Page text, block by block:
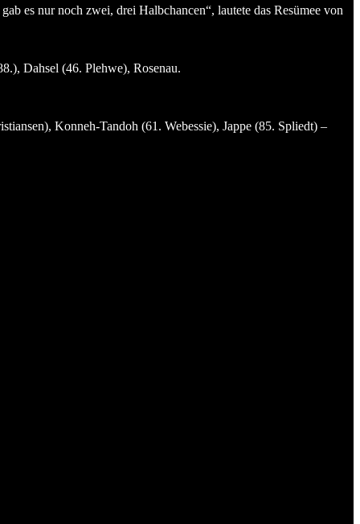
es nur noch zwei, drei Halbchancen“, lautete das Resümee von
Dahsel (46. Plehwe), Rosenau.
Konneh-Tandoh (61. Webessie), Jappe (85. Spliedt) –